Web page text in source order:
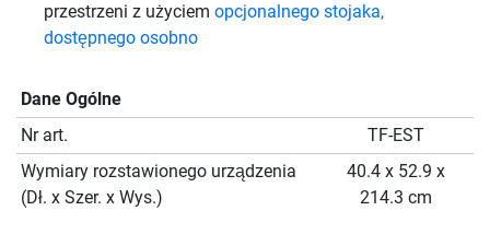
przestrzeni z użyciem opcjonalnego stojaka,
dostępnego osobno
Dane Ogólne
Nr art.
TF-EST
Wymiary rozstawionego urządzenia
(Dł. x Szer. x Wys.)
40.4 x 52.9 x
214.3 cm